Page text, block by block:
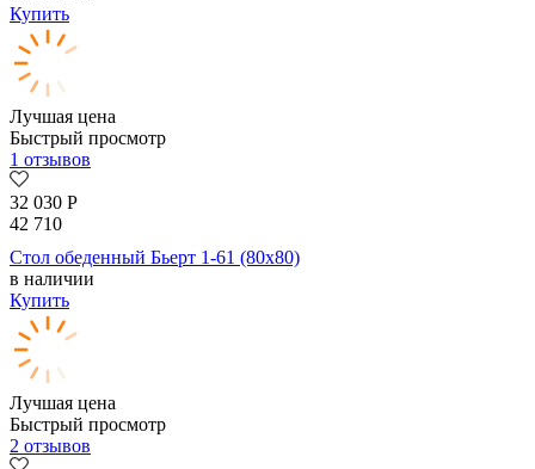
Купить
Лучшая цена
Быстрый просмотр
1 отзывов
32 030 Р
42 710
Стол обеденный Бьерт 1-61 (80х80)
в наличии
Купить
Лучшая цена
Быстрый просмотр
2 отзывов